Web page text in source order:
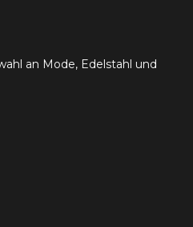
an Mode, Edelstahl und